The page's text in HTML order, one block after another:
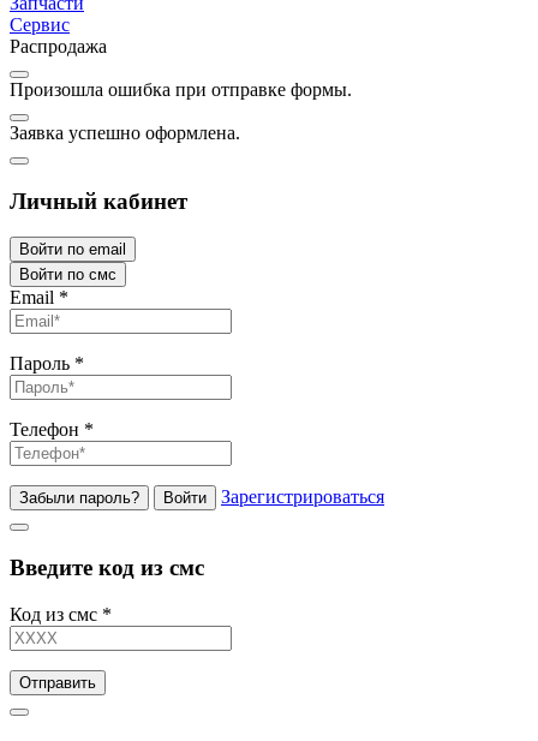
Сервис
Распродажа
Произошла ошибка при отправке формы.
Заявка успешно оформлена.
Личный кабинет
Войти по email
Войти по смс
Email *
Пароль *
Телефон *
Забыли пароль? Войти Зарегистрироваться
Введите код из смс
Код из смс *
Отправить